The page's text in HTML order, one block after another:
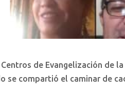
de Evangelización de
se compartió el caminar de